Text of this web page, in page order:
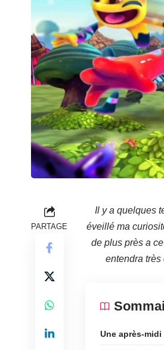
PARTAGE
Il y a quelques
éveillé ma
de plus près a
entendra
Une après-